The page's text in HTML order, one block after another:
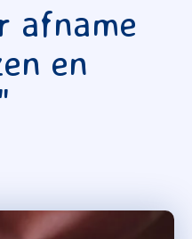
afname
en